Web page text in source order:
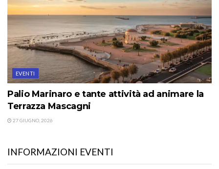
EVENTI
Palio Marinaro e tante attività ad animare la
Terrazza Mascagni
27 GIUGNO, 2026
INFORMAZIONI EVENTI